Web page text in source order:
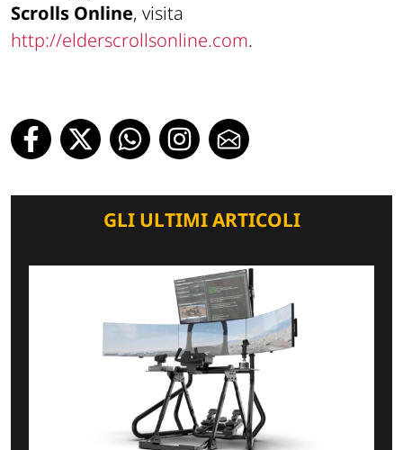
Scrolls Online, visita
http://elderscrollsonline.com.
GLI ULTIMI ARTICOLI